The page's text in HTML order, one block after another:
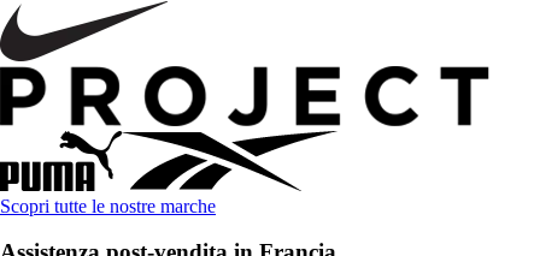
Scopri tutte le nostre marche